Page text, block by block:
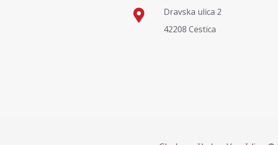
Dravska ulica 2
42208 Cestica